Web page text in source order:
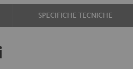
SPECIFICHE TECNICHE